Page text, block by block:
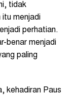
tidak
itu menjadi
perhatian.
benar menjadi
paling
kehadiran Paus